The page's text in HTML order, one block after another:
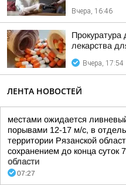
Вчера, 16:46
Прокуратура
лекарства
Вчера, 17:54
ЛЕНТА НОВОСТЕЙ
местами ожидается
порывами 12-17 м/с, в
территории Рязанской
сохранением до конца суток
области
07:27